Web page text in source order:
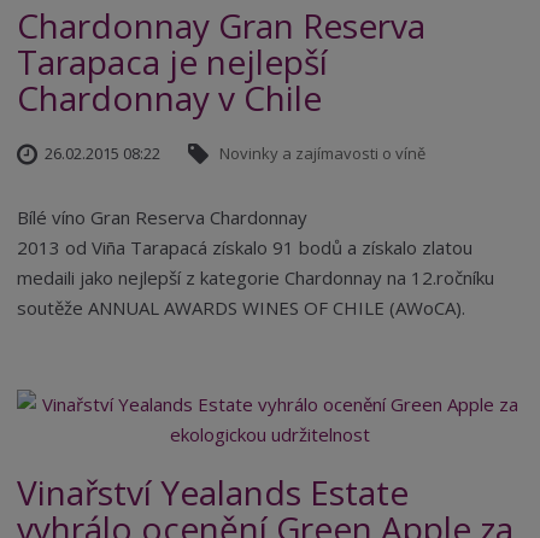
Chardonnay Gran Reserva
Tarapaca je nejlepší
Chardonnay v Chile
26.02.2015 08:22 Novinky a zajímavosti o víně
Bílé víno Gran Reserva Chardonnay
2013 od Viña Tarapacá získalo 91 bodů a získalo zlatou
medaili jako nejlepší z kategorie Chardonnay na 12.ročníku
soutěže ANNUAL AWARDS WINES OF CHILE (AWoCA).
Vinařství Yealands Estate